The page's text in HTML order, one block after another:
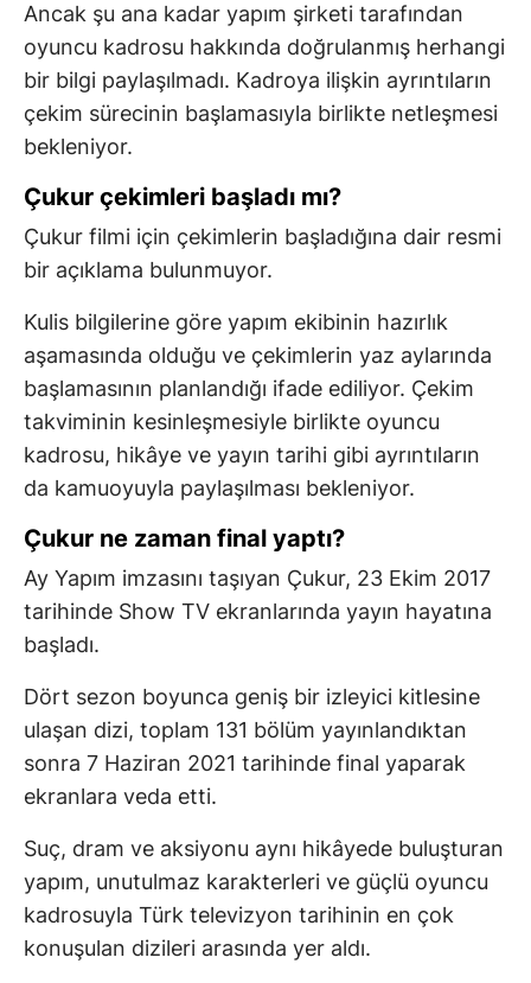
Ancak şu ana kadar yapım şirketi tarafından
oyuncu kadrosu hakkında doğrulanmış herhangi
bir bilgi paylaşılmadı. Kadroya ilişkin ayrıntıların
çekim sürecinin başlamasıyla birlikte netleşmesi
bekleniyor.
Çukur çekimleri başladı mı?
Çukur filmi için çekimlerin başladığına dair resmi
bir açıklama bulunmuyor.
Kulis bilgilerine göre yapım ekibinin hazırlık
aşamasında olduğu ve çekimlerin yaz aylarında
başlamasının planlandığı ifade ediliyor. Çekim
takviminin kesinleşmesiyle birlikte oyuncu
kadrosu, hikâye ve yayın tarihi gibi ayrıntıların
da kamuoyuyla paylaşılması bekleniyor.
Çukur ne zaman final yaptı?
Ay Yapım imzasını taşıyan Çukur, 23 Ekim 2017
tarihinde Show TV ekranlarında yayın hayatına
başladı.
Dört sezon boyunca geniş bir izleyici kitlesine
ulaşan dizi, toplam 131 bölüm yayınlandıktan
sonra 7 Haziran 2021 tarihinde final yaparak
ekranlara veda etti.
Suç, dram ve aksiyonu aynı hikâyede buluşturan
yapım, unutulmaz karakterleri ve güçlü oyuncu
kadrosuyla Türk televizyon tarihinin en çok
konuşulan dizileri arasında yer aldı.